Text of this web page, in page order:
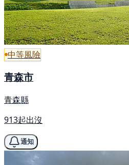
中等風險
青森市
青森縣
913起出沒
通知